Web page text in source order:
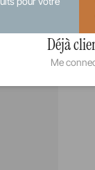
Déjà
Me